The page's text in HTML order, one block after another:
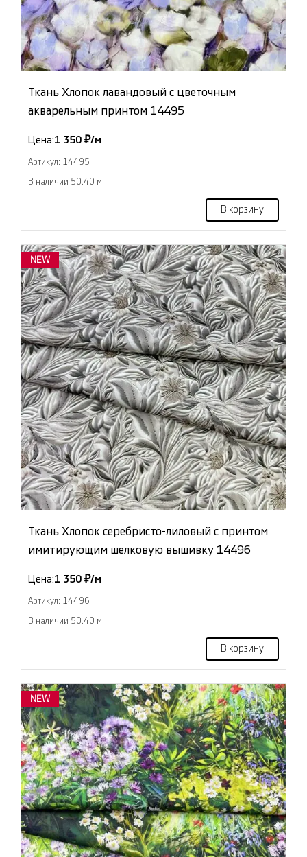
Ткань Хлопок лавандовый с цветочным
акварельным принтом 14495
Цена:1 350 ₽/м
Артикул: 14495
В наличии 50.40 м
В корзину
NEW
Ткань Хлопок серебристо-лиловый с принтом
имитирующим шелковую вышивку 14496
Цена:1 350 ₽/м
Артикул: 14496
В наличии 50.40 м
В корзину
NEW